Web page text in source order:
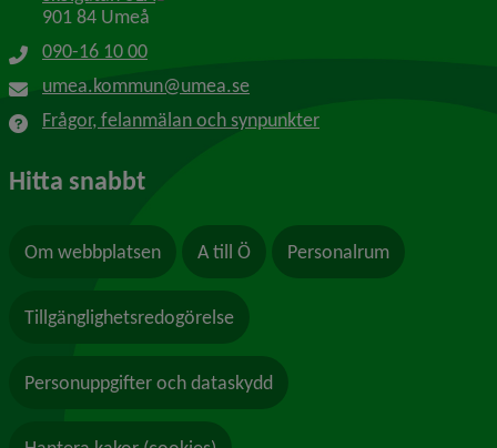
901 84 Umeå
090-16 10 00
umea.kommun@umea.se
Frågor, felanmälan och synpunkter
Hitta snabbt
Om webbplatsen A till Ö Personalrum
Tillgänglighetsredogörelse
Personuppgifter och dataskydd